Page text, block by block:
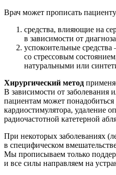
Врач может прописать пациенту
средства, влияющие на
в зависимости от
успокоительные
со стрессовым
натуральными или
Хирургический метод
В зависимости от заболевания
пациентам может понадобиться
кардиостимулятора, удаление
радиочастотной катетерной
При некоторых заболеваниях
в специфическом
Мы прописываем только
и все силы направляем на